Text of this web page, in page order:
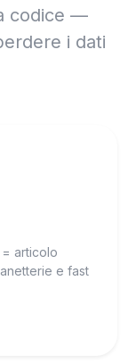
codice —
i dati
articolo
e fast